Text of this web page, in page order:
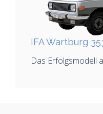
IFA Wartburg
Das Erfolgsmodell